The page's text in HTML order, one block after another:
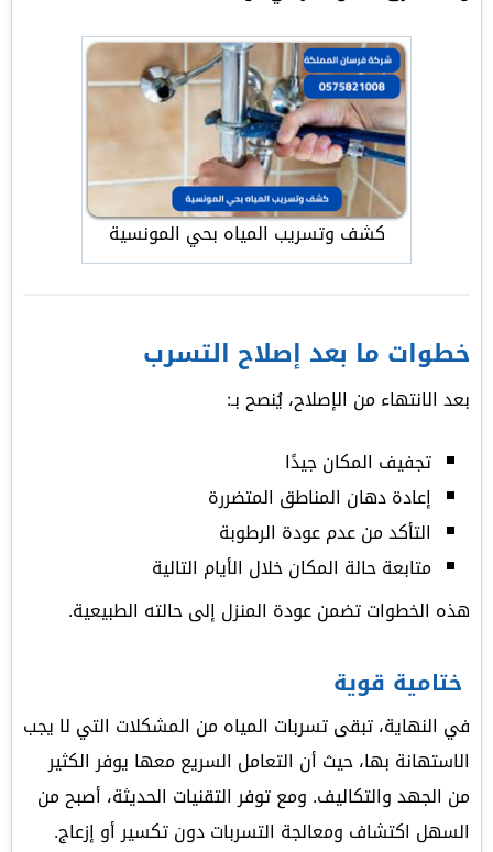
كشف وتسريب المياه بحي المونسية
خطوات ما بعد إصلاح التسرب
بعد الانتهاء من الإصلاح، يُنصح بـ:
تجفيف المكان جيدًا
إعادة دهان المناطق المتضررة
التأكد من عدم عودة الرطوبة
متابعة حالة المكان خلال الأيام التالية
هذه الخطوات تضمن عودة المنزل إلى حالته الطبيعية.
ختامية قوية
في النهاية، تبقى تسربات المياه من المشكلات التي لا يجب
الاستهانة بها، حيث أن التعامل السريع معها يوفر الكثير
من الجهد والتكاليف. ومع توفر التقنيات الحديثة، أصبح من
السهل اكتشاف ومعالجة التسربات دون تكسير أو إزعاج.